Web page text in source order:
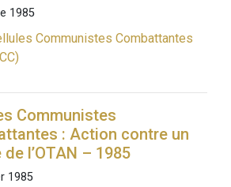
1985
Communistes Combattantes
Communistes
: Action contre un
l’OTAN – 1985
1985